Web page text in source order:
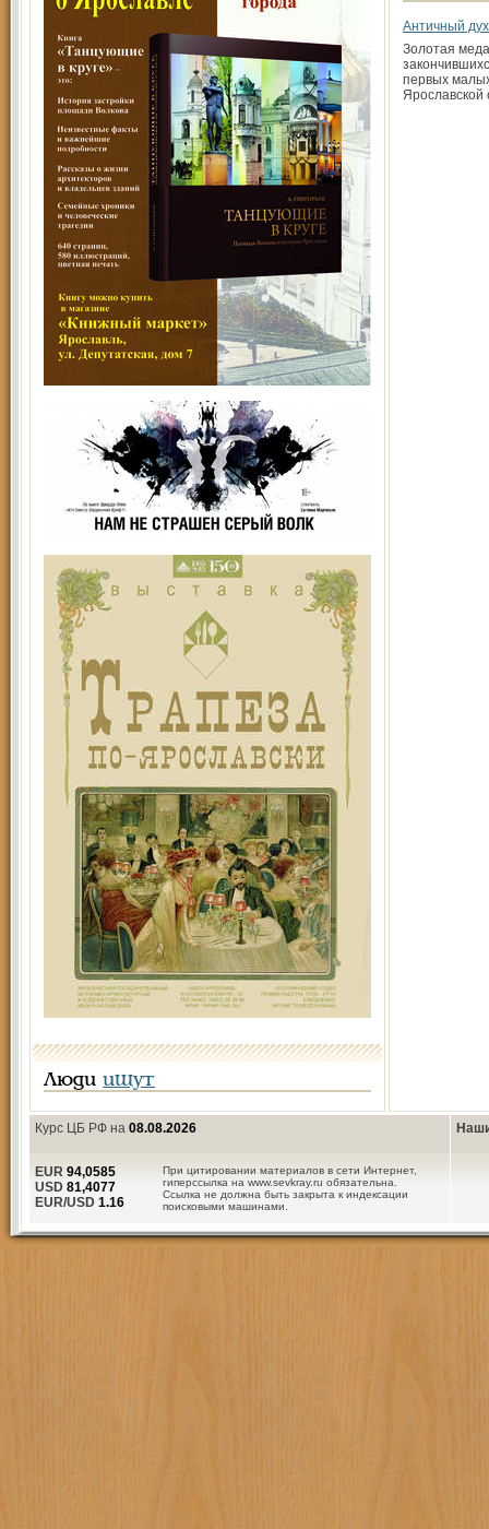
Люди ищут
Античный
Золотая
первых
Ярославской
Курс ЦБ РФ на 08.08.2026
При цитировании материалов в сети Интернет,
гиперссылка на www.sevkray.ru обязательна.
Ссылка не должна быть закрыта к индексации
поисковыми машинами.
EUR 94,0585
USD 81,4077
EUR/USD 1.16